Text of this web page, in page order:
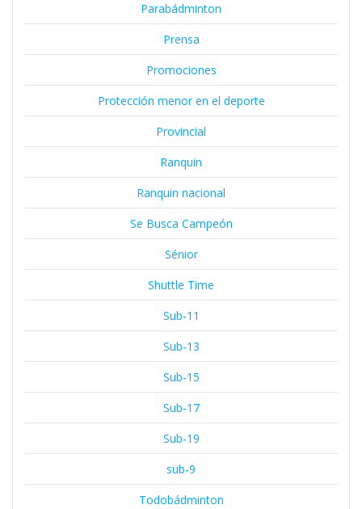
Parabádminton
Prensa
Promociones
Protección menor en el deporte
Provincial
Ranquin
Ranquin nacional
Se Busca Campeón
Sénior
Shuttle Time
Sub-11
Sub-13
Sub-15
Sub-17
Sub-19
sub-9
Todobádminton